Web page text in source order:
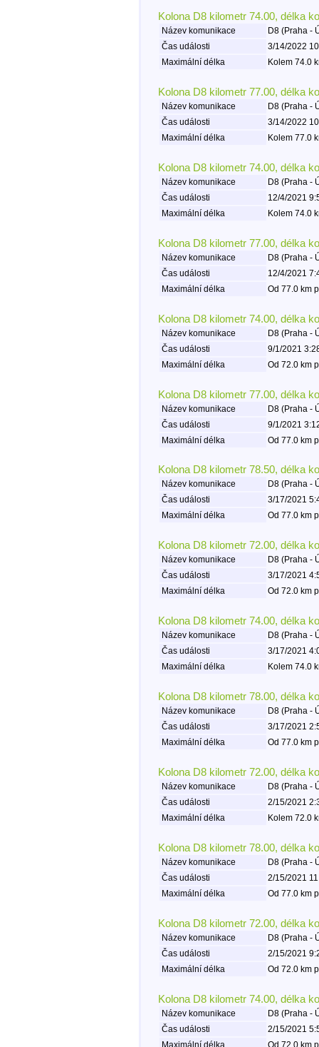
Kolona D8 kilometr 74.00, délka
Název komunikace
D8 (Praha -
Čas události
3/14/2022
Maximální délka
Kolem 74.0
Kolona D8 kilometr 77.00, délka
Název komunikace
D8 (Praha -
Čas události
3/14/2022
Maximální délka
Kolem 77.0
Kolona D8 kilometr 74.00, délka
Název komunikace
D8 (Praha -
Čas události
12/4/2021
Maximální délka
Kolem 74.0
Kolona D8 kilometr 77.00, délka
Název komunikace
D8 (Praha -
Čas události
12/4/2021
Maximální délka
Od 77.0 km
Kolona D8 kilometr 74.00, délka
Název komunikace
D8 (Praha -
Čas události
9/1/2021
Maximální délka
Od 72.0 km
Kolona D8 kilometr 77.00, délka
Název komunikace
D8 (Praha -
Čas události
9/1/2021
Maximální délka
Od 77.0 km
Kolona D8 kilometr 78.50, délka
Název komunikace
D8 (Praha -
Čas události
3/17/2021
Maximální délka
Od 77.0 km
Kolona D8 kilometr 72.00, délka
Název komunikace
D8 (Praha -
Čas události
3/17/2021
Maximální délka
Od 72.0 km
Kolona D8 kilometr 74.00, délka
Název komunikace
D8 (Praha -
Čas události
3/17/2021
Maximální délka
Kolem 74.0
Kolona D8 kilometr 78.00, délka
Název komunikace
D8 (Praha -
Čas události
3/17/2021
Maximální délka
Od 77.0 km
Kolona D8 kilometr 72.00, délka
Název komunikace
D8 (Praha -
Čas události
2/15/2021
Maximální délka
Kolem 72.0
Kolona D8 kilometr 78.00, délka
Název komunikace
D8 (Praha -
Čas události
2/15/2021
Maximální délka
Od 77.0 km
Kolona D8 kilometr 72.00, délka
Název komunikace
D8 (Praha -
Čas události
2/15/2021
Maximální délka
Od 72.0 km
Kolona D8 kilometr 74.00, délka
Název komunikace
D8 (Praha -
Čas události
2/15/2021
Maximální délka
Od 72.0 km